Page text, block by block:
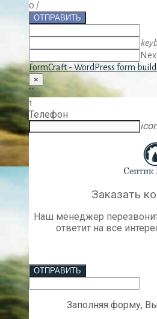
0 /
ОТПРАВИТЬ
FormCraft - WordPress form
×
""
1
Телефон
Заказать
Наш менеджер
ответит на все
ОТПРАВИТЬ
Заполняя форму,